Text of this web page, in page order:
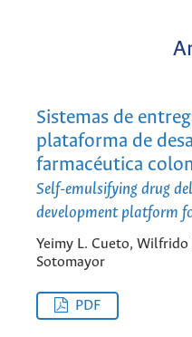
Sistemas de
plataforma de
farmacéutica
Self-emulsifying drug
development platform
Yeimy L. Cueto, Wilfrido
Sotomayor
PDF